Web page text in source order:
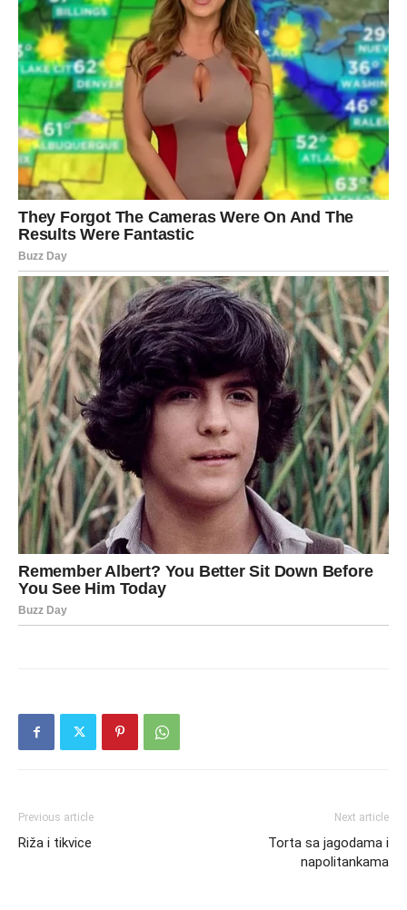
Previous article
Riža i tikvice
Next article
Torta sa jagodama i
napolitankama